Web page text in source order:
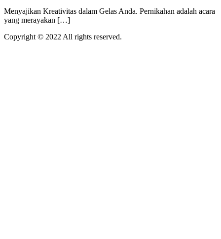
Menyajikan Kreativitas dalam Gelas Anda. Pernikahan adalah acara
yang merayakan […]
Copyright © 2022 All rights reserved.